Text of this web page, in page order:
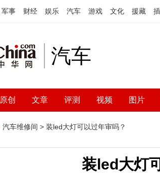
军事 财经 娱乐 汽车 游戏 文化 援藏
汽车
原创 文章 评测 视频 图片
汽车维修间 > 装led大灯可以过年审吗？
装led大灯